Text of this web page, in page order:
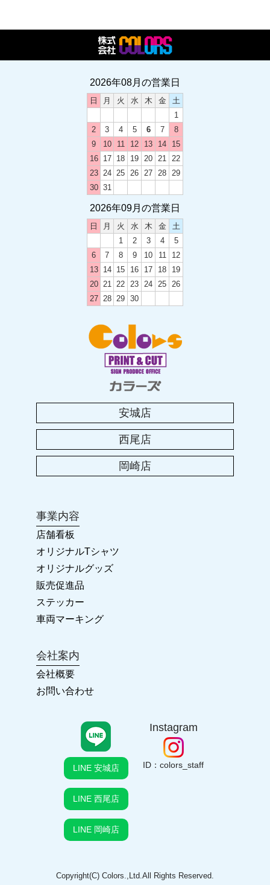
2024-2025 年末年始のお休み
土曜日の営業時間変更のお知らせ
2023-2024 年末年始のお休み
カラーズ西尾店移転のお知らせ
2023年 お盆休みのお知らせ
2023.04.25
2023年 ゴールデンウィークのお休み
2023.01.25
2022.11.23
2022-2023 年末年始のお休み
2022.04.28
カラーズ岡崎店 リニューアルオープン!!
2022年 ゴールデンウィークの臨時休業について
2022.03.26
年末年始のお休み
営業時間変更のお知らせ
お盆休みのお知らせ
2026年08月の営業日
日 月 火 水 木 金
土
1
2
3 4 5 6 7
8
9
10 11 12 13 14
15
16
17 18 19 20 21
22
23
24 25 26 27 28
29
30 31
2026年09月の営業日
日 月 火 水 木 金
土
1
2 3 4
5
6
7 8 9 10 11
12
13
14 15 16 17 18
19
20
21 22 23 24 25
26
27
28 29 30
安城店
西尾店
岡崎店
事業内容
店舗看板
オリジナルTシャツ
オリジナルグッズ
販売促進品
ステッカー
車両マーキング
会社案内
会社概要
お問い合わせ
LINE 安城店
LINE 西尾店
LINE 岡崎店
Instagram
ID：colors_staff
Copyright(C) Colors.,Ltd.All Rights Reserved.